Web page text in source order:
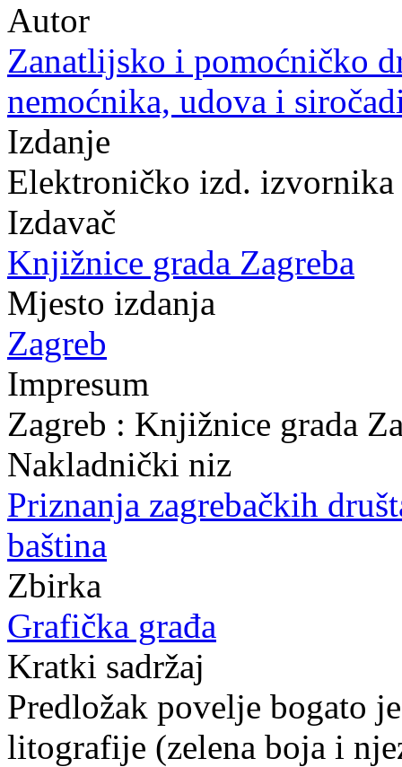
Autor
Zanatlijsko i pomoćničko
nemoćnika, udova i
Izdanje
Elektroničko izd.
Izdavač
Knjižnice grada Zagreba
Mjesto izdanja
Zagreb
Impresum
Zagreb : Knjižnice grada
Nakladnički niz
Priznanja zagrebačkih
baština
Zbirka
Grafička građa
Kratki sadržaj
Predložak povelje bogato
litografije (zelena boja i